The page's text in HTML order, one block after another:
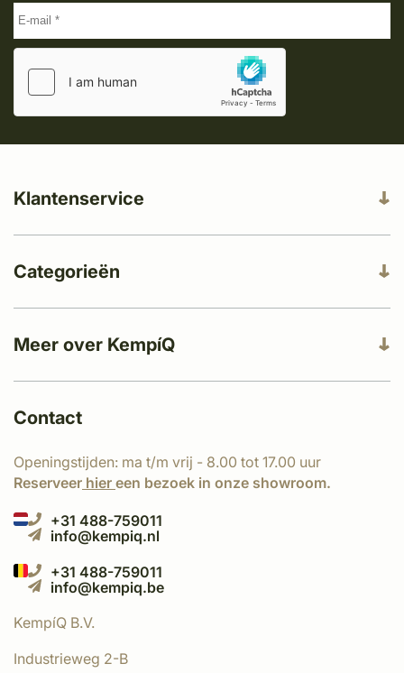
Meer over KempíQ
Klantenservice
Categorieën
Contact
Openingstijden: ma t/m vrij - 8.00 tot 17.00 uur
Reserveer hier een bezoek in onze showroom.
+31 488-759011
info@kempiq.nl
+31 488-759011
info@kempiq.be
KempíQ B.V.
Industrieweg 2-B